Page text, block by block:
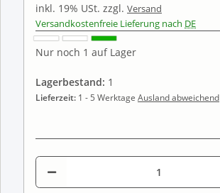
inkl. 19% USt. zzgl. Versand
Versandkostenfreie Lieferung nach DE
Nur noch 1 auf Lager
Lagerbestand: 1
Lieferzeit: 1 - 5 Werktage Ausland abweichend